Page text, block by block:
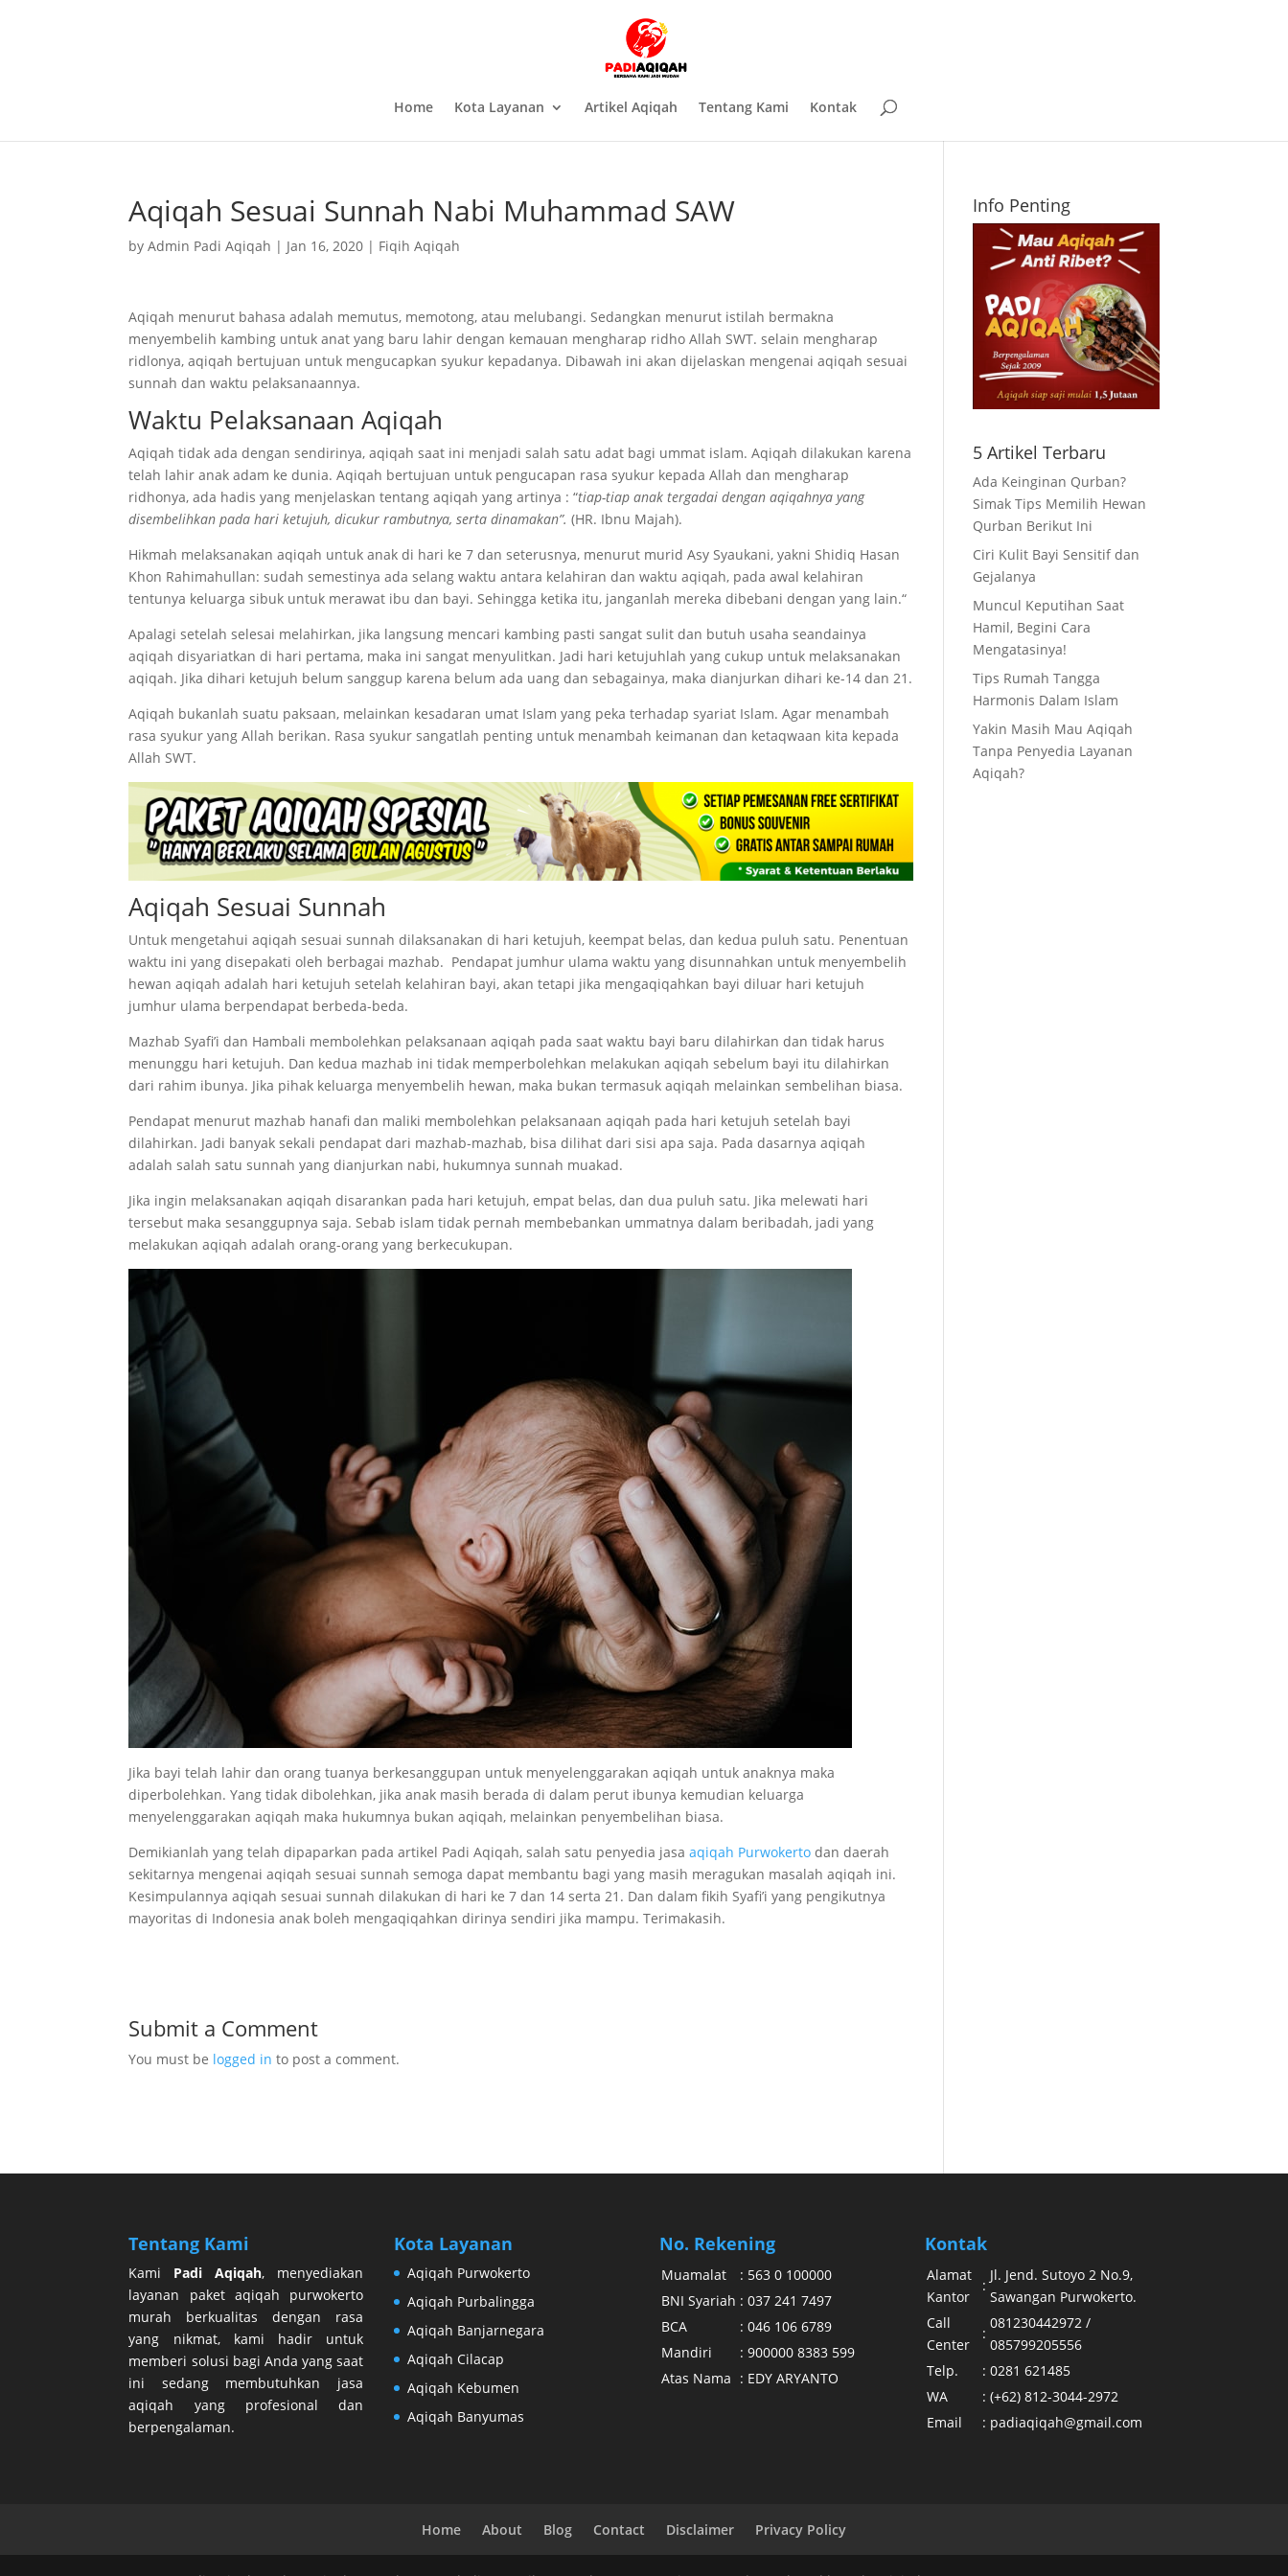
Home Kota Layanan Artikel Aqiqah Tentang Kami Kontak
Aqiqah Sesuai Sunnah Nabi Muhammad SAW
byAdmin Padi Aqiqah | Jan 16, 2020 | Fiqih Aqiqah
Aqiqah menurut bahasa adalah memutus, memotong, atau melubangi. Sedangkan menurut istilah bermakna
menyembelih kambing untuk anat yang baru lahir dengan kemauan mengharap ridho Allah SWT. selain mengharap
ridlonya, aqiqah bertujuan untuk mengucapkan syukur kepadanya. Dibawah ini akan dijelaskan mengenai aqiqah sesuai
sunnah dan waktu pelaksanaannya.
Waktu Pelaksanaan Aqiqah
Aqiqah tidak ada dengan sendirinya, aqiqah saat ini menjadi salah satu adat bagi ummat islam. Aqiqah dilakukan karena
telah lahir anak adam ke dunia. Aqiqah bertujuan untuk pengucapan rasa syukur kepada Allah dan mengharap
ridhonya, ada hadis yang menjelaskan tentang aqiqah yang artinya : “tiap-tiap anak tergadai dengan aqiqahnya yang
disembelihkan pada hari ketujuh, dicukur rambutnya, serta dinamakan”.(HR. Ibnu Majah).
Hikmah melaksanakan aqiqah untuk anak di hari ke 7 dan seterusnya, menurut murid Asy Syaukani, yakni Shidiq Hasan
Khon Rahimahullan: sudah semestinya ada selang waktu antara kelahiran dan waktu aqiqah, pada awal kelahiran
tentunya keluarga sibuk untuk merawat ibu dan bayi. Sehingga ketika itu, janganlah mereka dibebani dengan yang lain.“
Apalagi setelah selesai melahirkan, jika langsung mencari kambing pasti sangat sulit dan butuh usaha seandainya
aqiqah disyariatkan di hari pertama, maka ini sangat menyulitkan. Jadi hari ketujuhlah yang cukup untuk melaksanakan
aqiqah. Jika dihari ketujuh belum sanggup karena belum ada uang dan sebagainya, maka dianjurkan dihari ke-14 dan 21.
Aqiqah bukanlah suatu paksaan, melainkan kesadaran umat Islam yang peka terhadap syariat Islam. Agar menambah
rasa syukur yang Allah berikan. Rasa syukur sangatlah penting untuk menambah keimanan dan ketaqwaan kita kepada
Allah SWT.
Aqiqah Sesuai Sunnah
Untuk mengetahui aqiqah sesuai sunnah dilaksanakan di hari ketujuh, keempat belas, dan kedua puluh satu. Penentuan
waktu ini yang disepakati oleh berbagai mazhab. Pendapat jumhur ulama waktu yang disunnahkan untuk menyembelih
hewan aqiqah adalah hari ketujuh setelah kelahiran bayi, akan tetapi jika mengaqiqahkan bayi diluar hari ketujuh
jumhur ulama berpendapat berbeda-beda.
Mazhab Syafi’i dan Hambali membolehkan pelaksanaan aqiqah pada saat waktu bayi baru dilahirkan dan tidak harus
menunggu hari ketujuh. Dan kedua mazhab ini tidak memperbolehkan melakukan aqiqah sebelum bayi itu dilahirkan
dari rahim ibunya. Jika pihak keluarga menyembelih hewan, maka bukan termasuk aqiqah melainkan sembelihan biasa.
Pendapat menurut mazhab hanafi dan maliki membolehkan pelaksanaan aqiqah pada hari ketujuh setelah bayi
dilahirkan. Jadi banyak sekali pendapat dari mazhab-mazhab, bisa dilihat dari sisi apa saja. Pada dasarnya aqiqah
adalah salah satu sunnah yang dianjurkan nabi, hukumnya sunnah muakad.
Jika ingin melaksanakan aqiqah disarankan pada hari ketujuh, empat belas, dan dua puluh satu. Jika melewati hari
tersebut maka sesanggupnya saja. Sebab islam tidak pernah membebankan ummatnya dalam beribadah, jadi yang
melakukan aqiqah adalah orang-orang yang berkecukupan.
Jika bayi telah lahir dan orang tuanya berkesanggupan untuk menyelenggarakan aqiqah untuk anaknya maka
diperbolehkan. Yang tidak dibolehkan, jika anak masih berada di dalam perut ibunya kemudian keluarga
menyelenggarakan aqiqah maka hukumnya bukan aqiqah, melainkan penyembelihan biasa.
Demikianlah yang telah dipaparkan pada artikel Padi Aqiqah, salah satu penyedia jasaaqiqah Purwokerto dan daerah
sekitarnya mengenai aqiqah sesuai sunnah semoga dapat membantu bagi yang masih meragukan masalah aqiqah ini.
Kesimpulannya aqiqah sesuai sunnah dilakukan di hari ke 7 dan 14 serta 21. Dan dalam fikih Syafi’i yang pengikutnya
mayoritas di Indonesia anak boleh mengaqiqahkan dirinya sendiri jika mampu. Terimakasih.
Submit a Comment
You must be logged in to post a comment.
Info Penting
5 Artikel Terbaru
Ada Keinginan Qurban?
Simak Tips Memilih Hewan
Qurban Berikut Ini
Ciri Kulit Bayi Sensitif dan
Gejalanya
Muncul Keputihan Saat
Hamil, Begini Cara
Mengatasinya!
Tips Rumah Tangga
Harmonis Dalam Islam
Yakin Masih Mau Aqiqah
Tanpa Penyedia Layanan
Aqiqah?
Tentang Kami
Kami Padi Aqiqah, menyediakan
layanan paket aqiqah purwokerto
murah berkualitas dengan rasa
yang nikmat, kami hadir untuk
memberi solusi bagi Anda yang saat
ini sedang membutuhkan jasa
aqiqah yang profesional dan
berpengalaman.
Kota Layanan
Aqiqah Purwokerto
Aqiqah Purbalingga
Aqiqah Banjarnegara
Aqiqah Cilacap
Aqiqah Kebumen
Aqiqah Banyumas
No. Rekening
Muamalat : 563 0 100000
BNI Syariah : 037 241 7497
BCA
: 046 106 6789
Mandiri
: 900000 8383 599
Atas Nama : EDY ARYANTO
Kontak
Alamat
Kantor
:
Jl. Jend. Sutoyo 2 No.9,
Sawangan Purwokerto.
Call
Center
:
081230442972 /
085799205556
Telp.
: 0281 621485
WA
: (+62) 812-3044-2972
Email
: padiaqiqah@gmail.com
Home About Blog Contact Disclaimer Privacy Policy